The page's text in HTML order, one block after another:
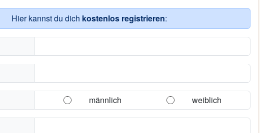
Hier kannst du dich kostenlos registrieren:
männlich weiblich